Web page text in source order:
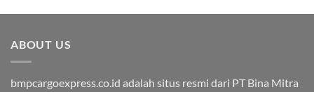
ABOUT US
bmpcargoexpress.co.id adalah situs resmi dari PT Bina Mitra